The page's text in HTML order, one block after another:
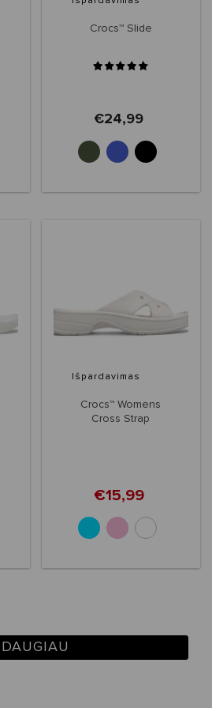
Crocs™ Slide
€24,99
Išpardavimas
Crocs™ Womens
Cross Strap
€15,99
DAUGIAU